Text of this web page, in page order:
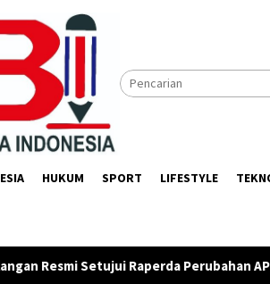
HUKUM SPORT LIFESTYLE
Perubahan APBD 2026